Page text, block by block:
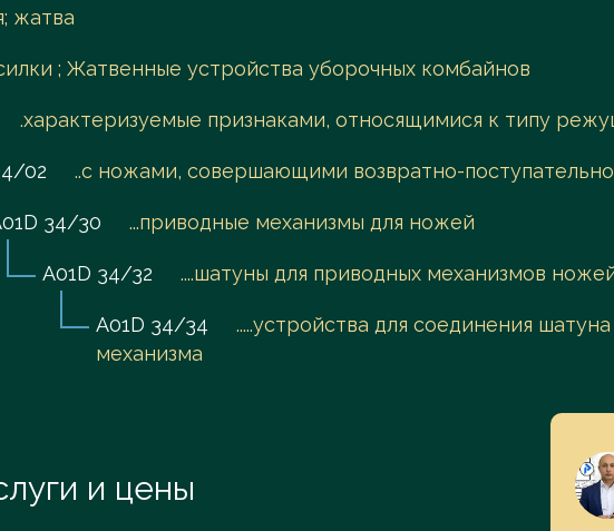
жатва
; Жатвенные устройства уборочных комбайнов
.характеризуемые признаками, относящимися к типу
02 ..с ножами, совершающими возвратно-
34/30 ...приводные механизмы для ножей
A01D 34/32 ....шатуны для приводных механизмов
A01D 34/34
.....устройства для соединения
механизма
и цены